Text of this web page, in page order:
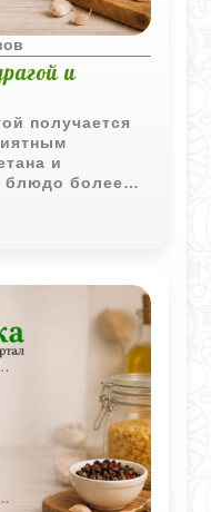
и
получается
и
блюдо более
отлично